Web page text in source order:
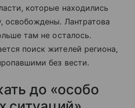
которые находились
освобождены. Лантратова
там не осталось.
поиск жителей региона,
без вести.
до «особо